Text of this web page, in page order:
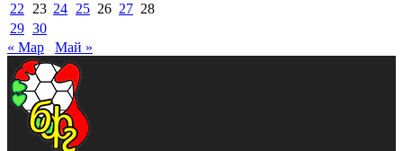
22 23 24 25 26 27 28
29 30
« Мар
Май »